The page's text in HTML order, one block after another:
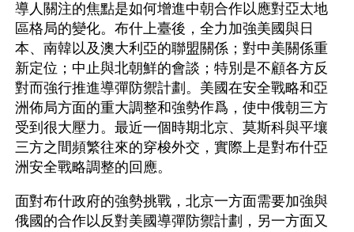
導人關注的焦點是如何增進中朝合作以應對亞太地
區格局的變化。布什上臺後，全力加強美國與日
本、南韓以及澳大利亞的聯盟關係；對中美關係重
新定位；中止與北朝鮮的會談；特別是不顧各方反
對而強行推進導彈防禦計劃。美國在安全戰略和亞
洲佈局方面的重大調整和強勢作爲，使中俄朝三方
受到很大壓力。最近一個時期北京、莫斯科與平壤
三方之間頻繁往來的穿梭外交，實際上是對布什亞
洲安全戰略調整的回應。
面對布什政府的強勢挑戰，北京一方面需要加強與
俄國的合作以反對美國導彈防禦計劃，另一方面又